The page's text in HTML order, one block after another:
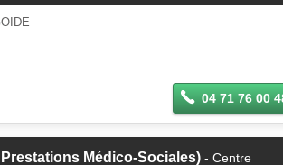
04 71 76 00
Médico-Sociales) - Centre